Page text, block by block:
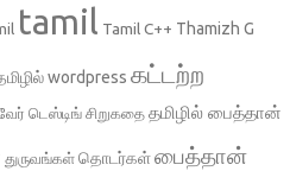
tamil Tamil C++ Thamizh G
wordpress கட்டற்ற
டெஸ்டிங் சிறுகதை தமிழில் பைத்தான்
துருவங்கள் தொடர்கள்பைத்தான்